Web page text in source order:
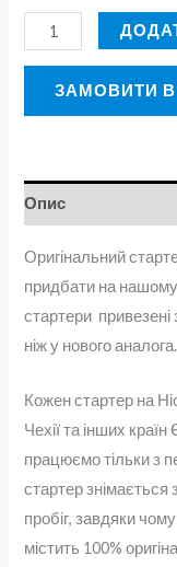
ЗАМОВИТИ В
Опис
Оригінальний
придбати на нашому
стартери
ніж у нового аналога.
Кожен стартер на
Чехії та інших
працюємо тільки з
стартер знімається
пробіг, завдяки
містить 100%